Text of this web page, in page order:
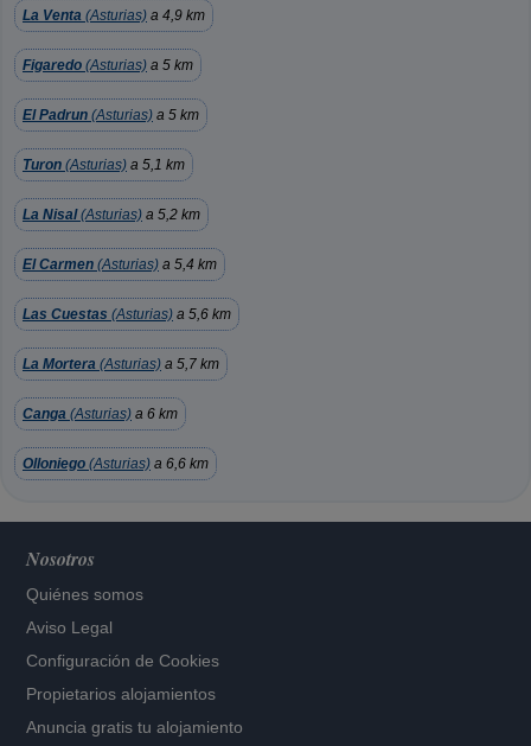
La Venta (Asturias) a 4,9 km
Figaredo (Asturias) a 5 km
El Padrun (Asturias) a 5 km
Turon (Asturias) a 5,1 km
La Nisal(Asturias) a 5,2 km
El Carmen (Asturias) a 5,4 km
Las Cuestas (Asturias) a 5,6 km
La Mortera (Asturias) a 5,7 km
Canga (Asturias) a 6 km
Olloniego (Asturias) a 6,6 km
Nosotros
Quiénes somos
Aviso Legal
Configuración de Cookies
Propietarios alojamientos
Anuncia gratis tu alojamiento